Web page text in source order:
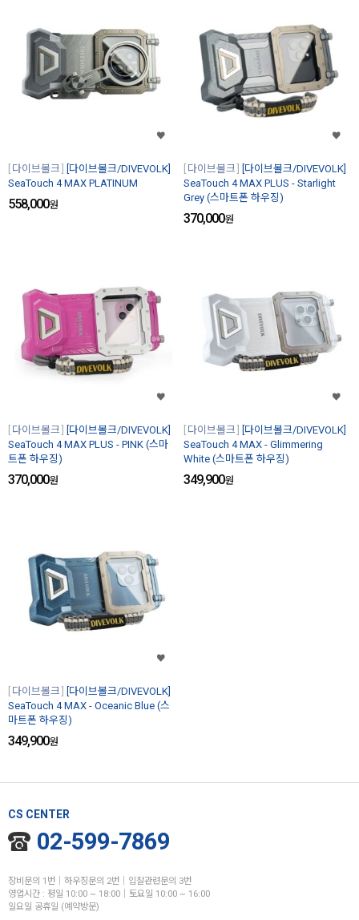
다이브볼크
[다이브볼크/DIVEVOLK]
SeaTouch 4 MAX PLATINUM
558,000원
다이브볼크
[다이브볼크/DIVEVOLK]
SeaTouch 4 MAX PLUS - Starlight
Grey (스마트폰 하우징)
370,000원
다이브볼크
[다이브볼크/DIVEVOLK]
SeaTouch 4 MAX PLUS - PINK (스마
트폰 하우징)
370,000원
다이브볼크
[다이브볼크/DIVEVOLK]
SeaTouch 4 MAX - Glimmering
White (스마트폰 하우징)
349,900원
다이브볼크
[다이브볼크/DIVEVOLK]
SeaTouch 4 MAX - Oceanic Blue (스
마트폰 하우징)
349,900원
CS CENTER
02-599-7869
장비문의 1번│하우징문의 2번│입찰관련문의 3번
영업시간 : 평일 10:00 ~ 18:00│토요일 10:00 ~ 16:00
일요일 공휴일 (예약방문)